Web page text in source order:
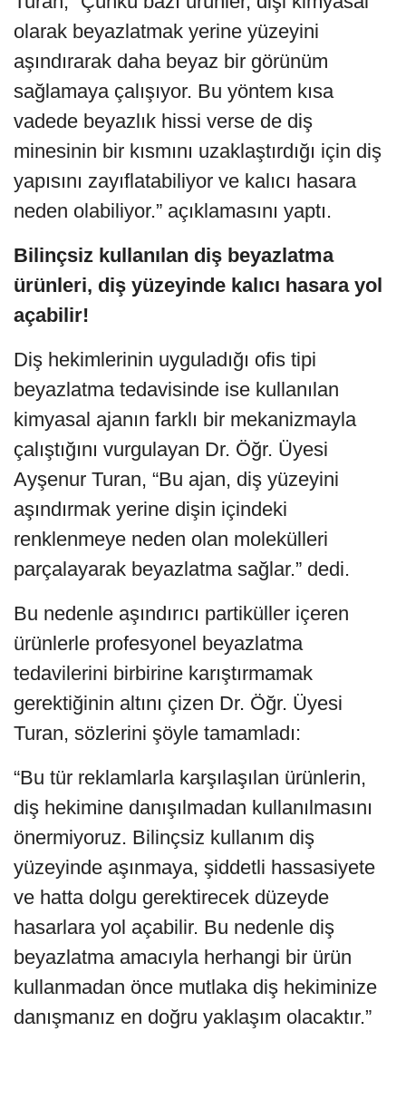
olarak beyazlatmak yerine yüzeyini
aşındırarak daha beyaz bir görünüm
sağlamaya çalışıyor. Bu yöntem kısa
vadede beyazlık hissi verse de diş
minesinin bir kısmını uzaklaştırdığı için diş
yapısını zayıflatabiliyor ve kalıcı hasara
neden olabiliyor.” açıklamasını yaptı.
Bilinçsiz kullanılan diş beyazlatma
ürünleri, diş yüzeyinde kalıcı hasara yol
açabilir!
Diş hekimlerinin uyguladığı ofis tipi
beyazlatma tedavisinde ise kullanılan
kimyasal ajanın farklı bir mekanizmayla
çalıştığını vurgulayan Dr. Öğr. Üyesi
Ayşenur Turan, “Bu ajan, diş yüzeyini
aşındırmak yerine dişin içindeki
renklenmeye neden olan molekülleri
parçalayarak beyazlatma sağlar.” dedi.
Bu nedenle aşındırıcı partiküller içeren
ürünlerle profesyonel beyazlatma
tedavilerini birbirine karıştırmamak
gerektiğinin altını çizen Dr. Öğr. Üyesi
Turan, sözlerini şöyle tamamladı:
“Bu tür reklamlarla karşılaşılan ürünlerin,
diş hekimine danışılmadan kullanılmasını
önermiyoruz. Bilinçsiz kullanım diş
yüzeyinde aşınmaya, şiddetli hassasiyete
ve hatta dolgu gerektirecek düzeyde
hasarlara yol açabilir. Bu nedenle diş
beyazlatma amacıyla herhangi bir ürün
kullanmadan önce mutlaka diş hekiminize
danışmanız en doğru yaklaşım olacaktır.”